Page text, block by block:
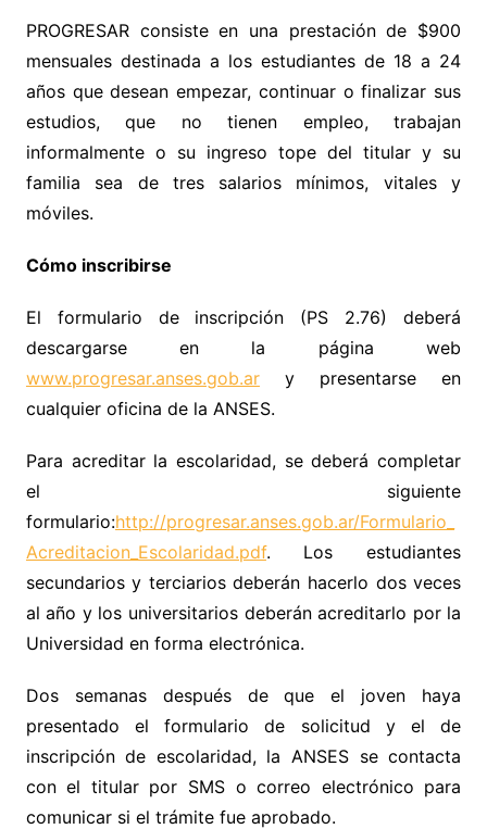
PROGRESAR consiste en una prestación de $900
mensuales destinada a los estudiantes de 18 a 24
años que desean empezar, continuar o finalizar sus
estudios, que no tienen empleo, trabajan
informalmente o su ingreso tope del titular y su
familia sea de tres salarios mínimos, vitales y
móviles.
Cómo inscribirse
El formulario de inscripción (PS 2.76) deberá
descargarse en la página web
www.progresar.anses.gob.ary presentarse en
cualquier oficina de la ANSES.
Para acreditar la escolaridad, se deberá completar
el siguiente
formulario:http://progresar.anses.gob.ar/Formulario_
Acreditacion_Escolaridad.pdf. Los estudiantes
secundarios y terciarios deberán hacerlo dos veces
al año y los universitarios deberán acreditarlo por la
Universidad en forma electrónica.
Dos semanas después de que el joven haya
presentado el formulario de solicitud y el de
inscripción de escolaridad, la ANSES se contacta
con el titular por SMS o correo electrónico para
comunicar si el trámite fue aprobado.